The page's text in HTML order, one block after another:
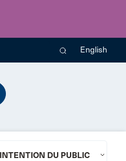
English
DU PUBLIC